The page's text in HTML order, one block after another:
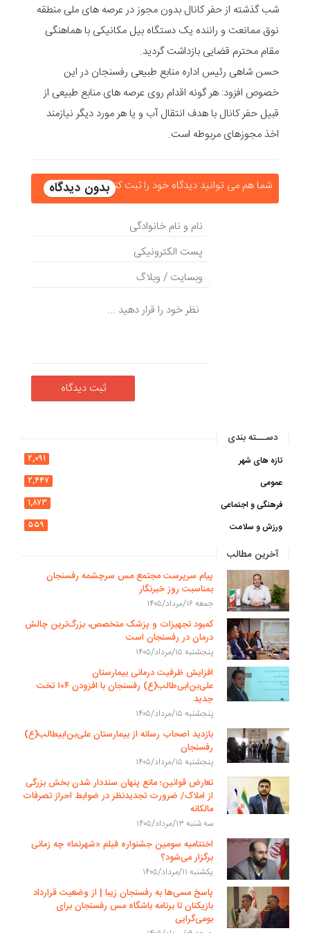
شب گذشته از حفر کانال بدون مجوز در عرصه های ملی منطقه
نوق ممانعت و راننده یک دستگاه بیل مکانیکی با هماهنگی
مقام محترم قضایی بازداشت گردید.
حسن شاهی رئیس اداره منابع طبیعی رفسنجان در این
خصوص افزود: هر گونه اقدام روی عرصه های منابع طبیعی از
قبیل حفر کانال با هدف انتقال آب و یا هر مورد دیگر نیازمند
اخذ مجوزهای مربوطه است.
شما هم می توانید دیدگاه خود را ثبت کنید
دســـته بندی
تازه های شهر
۲,۰۹۱
عمومی
۲,۴۴۷
فرهنگی و اجتماعی
۱,۸۷۳
ورزش و سلامت
۵۵۹
آخرین مطالب
پیام سرپرست مجتمع مس سرچشمه رفسنجان
بمناسبت روز خبرنگار
جمعه ۱۶/مرداد/۱۴۰۵
کمبود تجهیزات و پزشک متخصص، بزرگ‌ترین چالش
درمان در رفسنجان است
پنجشنبه ۱۵/مرداد/۱۴۰۵
افزایش ظرفیت درمانی بیمارستان
علی‌بن‌ابی‌طالب(ع) رفسنجان با افزودن ۱۰۴ تخت
جدید
پنجشنبه ۱۵/مرداد/۱۴۰۵
بازدید اصحاب رسانه از بیمارستان علی‌بن‌ابیطالب(ع)
رفسنجان
پنجشنبه ۱۵/مرداد/۱۴۰۵
تعارض قوانین؛ مانع پنهان سنددار شدن بخش بزرگی
از املاک/ ضرورت تجدیدنظر در ضوابط احراز تصرفات
مالکانه
سه شنبه ۱۳/مرداد/۱۴۰۵
اختتامیه سومین جشنواره فیلم «شهرنما» چه زمانی
برگزار می‌شود؟
یکشنبه ۱۱/مرداد/۱۴۰۵
پاسخ مسی‌ها به رفسنجان زیبا | از وضعیت قرارداد
بازیکنان تا برنامه باشگاه مس رفسنجان برای
بومی‌گرایی